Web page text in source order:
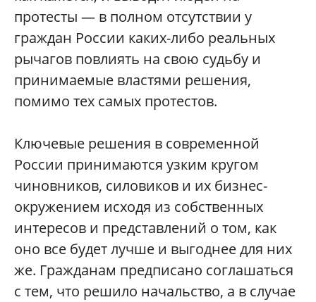
протесты — в полном отсутствии у
граждан России каких-либо реальных
рычагов повлиять на свою судьбу и
принимаемые властями решения,
помимо тех самых протестов.
Ключевые решения в современной
России принимаются узким кругом
чиновников, силовиков и их бизнес-
окружением исходя из собственных
интересов и представлений о том, как
оно все будет лучше и выгоднее для них
же. Гражданам предписано соглашаться
с тем, что решило начальство, а в случае